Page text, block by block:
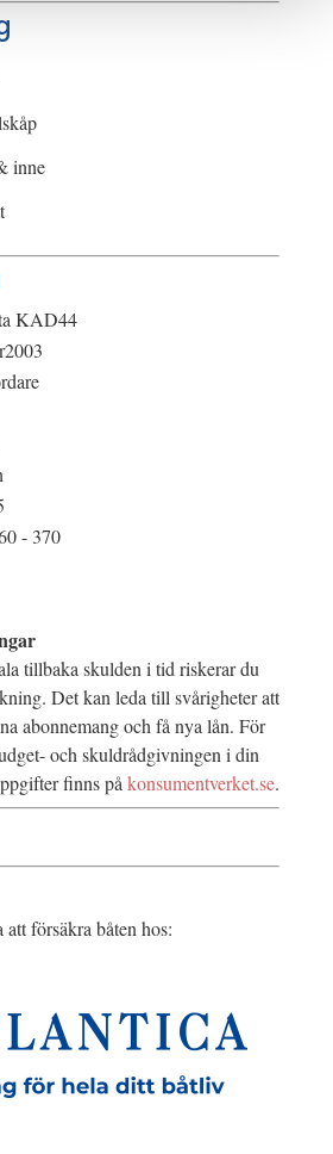
inne
KAD44
2003
- 370
tillbaka skulden i tid riskerar du
Det kan leda till svårigheter att
abonnemang och få nya lån. För
och skuldrådgivningen i din
finns på konsumentverket.se.
försäkra båten hos: